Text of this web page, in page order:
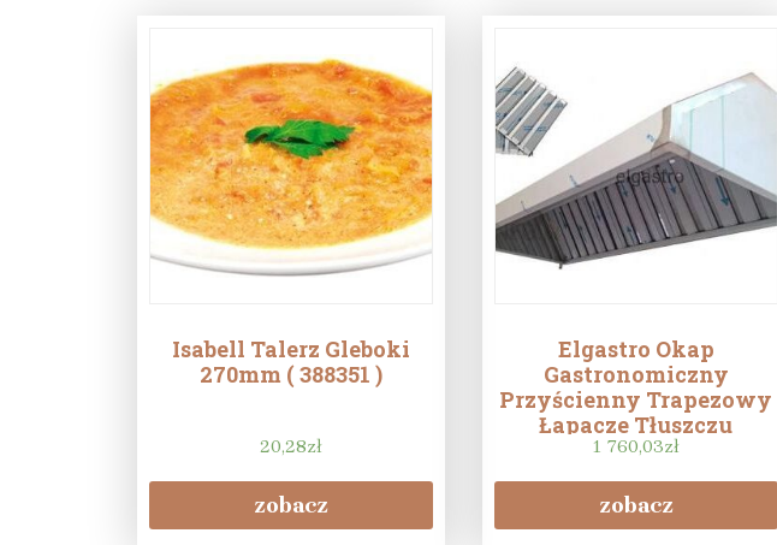
Isabell Talerz Gleboki
270mm ( 388351 )
20,28zł
zobacz
Elgastro Okap
Gastronomiczny
Przyścienny Trapezowy
Łapacze Tłuszczu
2600X700X400Mm
1 760,03zł
zobacz